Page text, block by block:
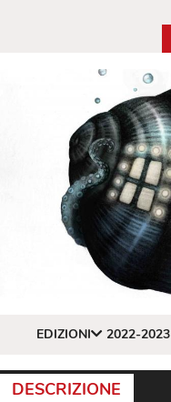
EDIZIONI 2022-2023
DESCRIZIONE